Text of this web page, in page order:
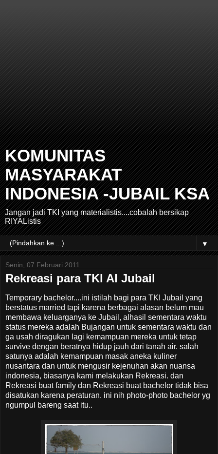
KOMUNITAS
MASYARAKAT
INDONESIA -JUBAIL KSA
Jangan jadi TKI yang materialistis....cobalah bersikap
RIYAListis
▼
Senin, 07 Februari 2011
Rekreasi para TKI Al Jubail
Temporary bachelor....ini istilah bagi para TKI Jubail yang
berstatus married tapi karena berbagai alasan belum mau
membawa keluarganya ke Jubail, alhasil sementara waktu
status mereka adalah Bujangan untuk sementara waktu dan
ga usah diragukan lagi kemampuan mereka untuk tetap
survive dengan beratnya hidup jauh dari tanah air. salah
satunya adalah kemampuan masak aneka kuliner
nusantara dan untuk mengusir kejenuhan akan nuansa
indonesia, biasanya kami melakukan Rekreasi. dan
Rekreasi buat family dan Rekreasi buat bachelor tidak bisa
disatukan karena peraturan. ini nih photo-photo bachelor yg
ngumpul bareng saat itu..